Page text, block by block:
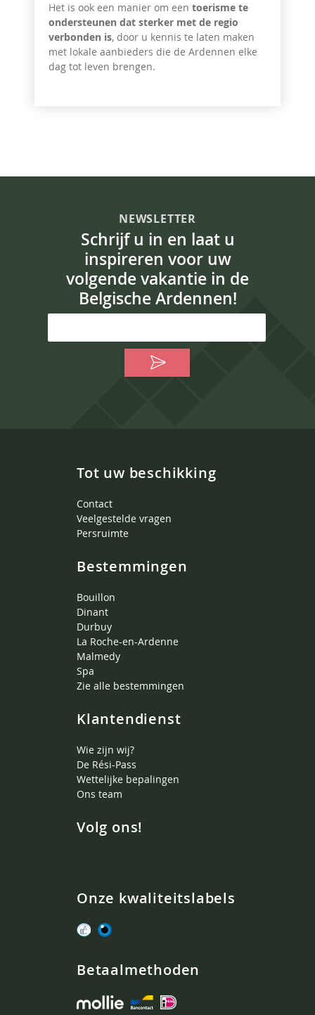
Het is ook een manier om een toerisme te
ondersteunen dat sterker met de regio
verbonden is, door u kennis te laten maken
met lokale aanbieders die de Ardennen elke
dag tot leven brengen.
NEWSLETTER
Schrijf u in en laat u
inspireren voor uw
volgende vakantie in de
Belgische Ardennen!
Tot uw beschikking
Contact
Veelgestelde vragen
Persruimte
Bestemmingen
Bouillon
Dinant
Durbuy
La Roche-en-Ardenne
Malmedy
Spa
Zie alle bestemmingen
Klantendienst
Wie zijn wij?
De Rési-Pass
Wettelijke bepalingen
Ons team
Volg ons!
Onze kwaliteitslabels
Betaalmethoden